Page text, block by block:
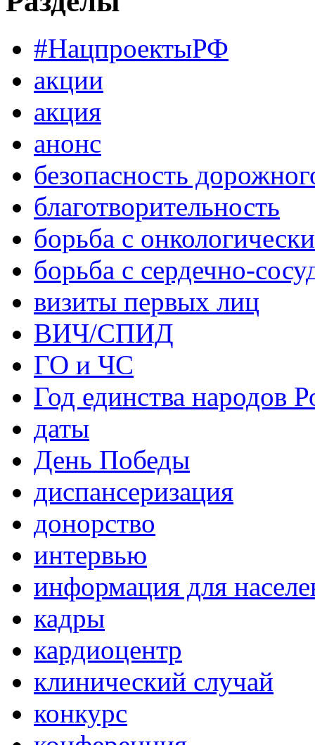
#НацпроектыРФ
акции
акция
анонс
безопасность
благотворительность
борьба с
борьба с сердечно-
визиты первых лиц
ВИЧ/СПИД
ГО и ЧС
Год единства народов
даты
День Победы
диспансеризация
донорство
интервью
информация для
кадры
кардиоцентр
клинический случай
конкурс